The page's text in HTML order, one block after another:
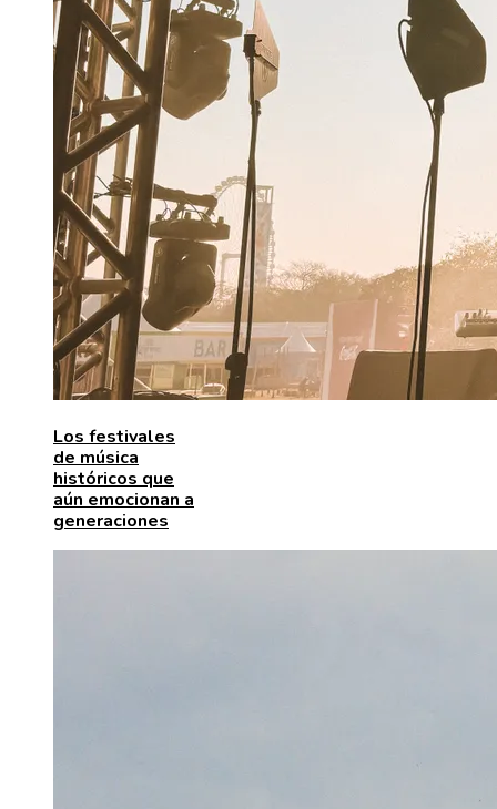
Los festivales
de música
históricos que
aún emocionan a
generaciones